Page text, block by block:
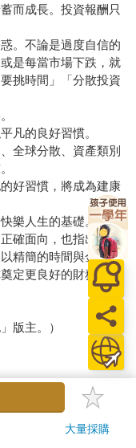
而成長。投資報酬只
。不論是過度自信的
是每當市場下跌，就
挑時間」「分散投資
凡的良好習慣。
全球分散、資產類別
好習慣，將成為建康
樂人生的基礎。
確面向，也指出必需
精簡的時間與金錢資
定更良好的財務根
版主。）
，以這本書，概括我們
驗很可能是最好的老
是為廣大的普通投資